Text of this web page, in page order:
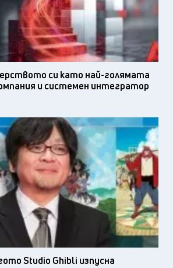
си като най-голямата
и системен интегратор
Studio Ghibli изпусна